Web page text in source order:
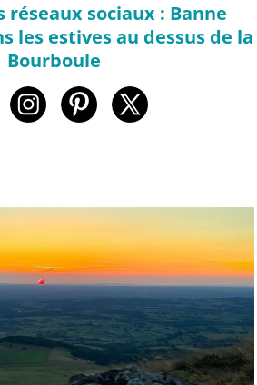
réseaux sociaux : Banne
les estives au dessus de la
Bourboule